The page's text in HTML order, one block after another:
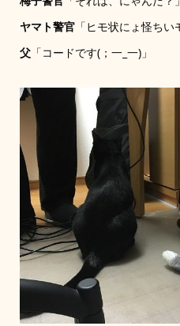
ヤマト警官「ヒモ状にょ怪ちい
父「コードです(；一_一)」